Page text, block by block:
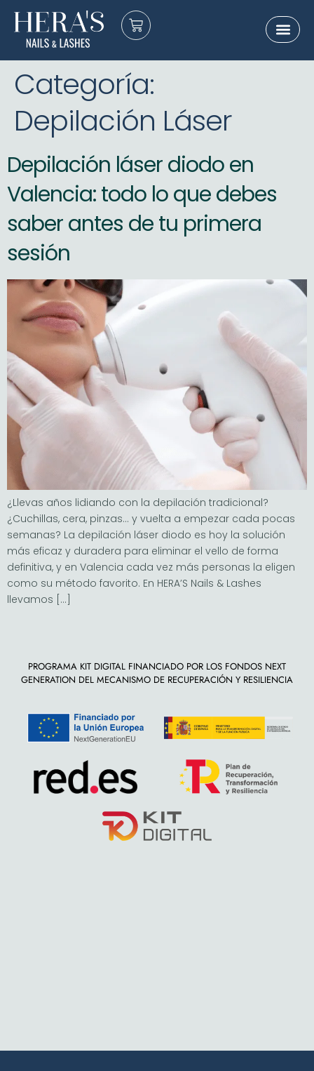
Categoría:
Depilación Láser
Depilación láser diodo en
Valencia: todo lo que debes
saber antes de tu primera
sesión
¿Llevas años lidiando con la depilación tradicional?
¿Cuchillas, cera, pinzas… y vuelta a empezar cada pocas
semanas? La depilación láser diodo es hoy la solución
más eficaz y duradera para eliminar el vello de forma
definitiva, y en Valencia cada vez más personas la eligen
como su método favorito. En HERA’S Nails & Lashes
llevamos […]
PROGRAMA KIT DIGITAL FINANCIADO POR LOS FONDOS NEXT
GENERATION DEL MECANISMO DE RECUPERACIÓN Y RESILIENCIA